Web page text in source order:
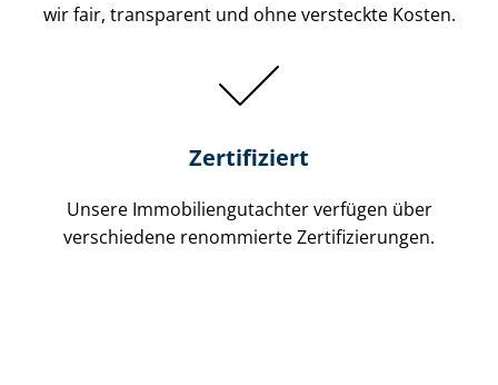
wir fair, transparent und ohne versteckte Kosten.
Zertifiziert
Unsere Immobilien­gutachter verfügen über
verschiedene renommierte Zer­ti­fi­zie­run­gen.